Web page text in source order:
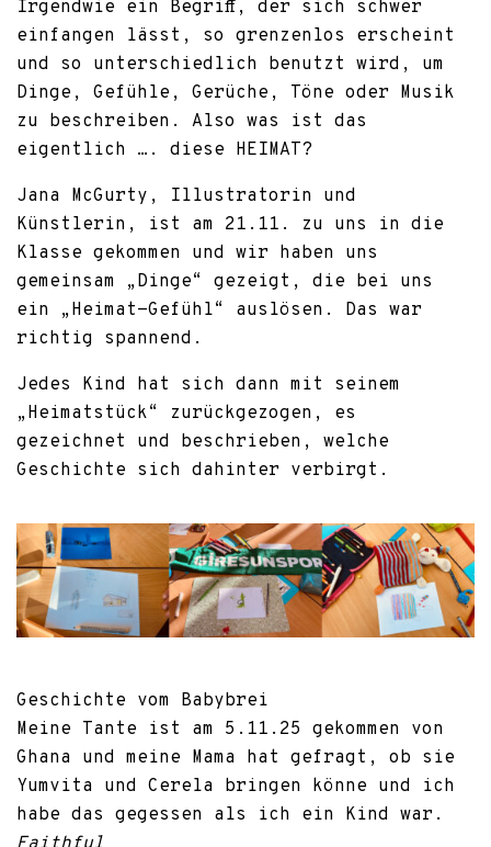
Irgendwie ein Begriff, der sich schwer
einfangen lässt, so grenzenlos erscheint
und so unterschiedlich benutzt wird, um
Dinge, Gefühle, Gerüche, Töne oder Musik
zu beschreiben. Also was ist das
eigentlich …. diese HEIMAT?
Jana McGurty, Illustratorin und
Künstlerin, ist am 21.11. zu uns in die
Klasse gekommen und wir haben uns
gemeinsam „Dinge“ gezeigt, die bei uns
ein „Heimat-Gefühl“ auslösen. Das war
richtig spannend.
Jedes Kind hat sich dann mit seinem
„Heimatstück“ zurückgezogen, es
gezeichnet und beschrieben, welche
Geschichte sich dahinter verbirgt.
Geschichte vom Babybrei
Meine Tante ist am 5.11.25 gekommen von
Ghana und meine Mama hat gefragt, ob sie
Yumvita und Cerela bringen könne und ich
habe das gegessen als ich ein Kind war.